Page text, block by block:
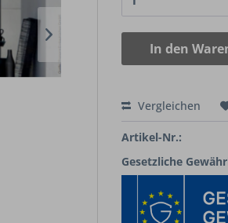
In den
Vergleichen
Artikel-Nr.:
Gesetzliche